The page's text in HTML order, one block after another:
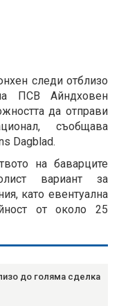
следи отблизо
ПСВ Айндховен
да отправи
съобщава
Dagblad.
на баварците
вариант за
като евентуална
от около 25
до голяма сделка